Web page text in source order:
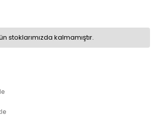
stoklarımızda kalmamıştır.